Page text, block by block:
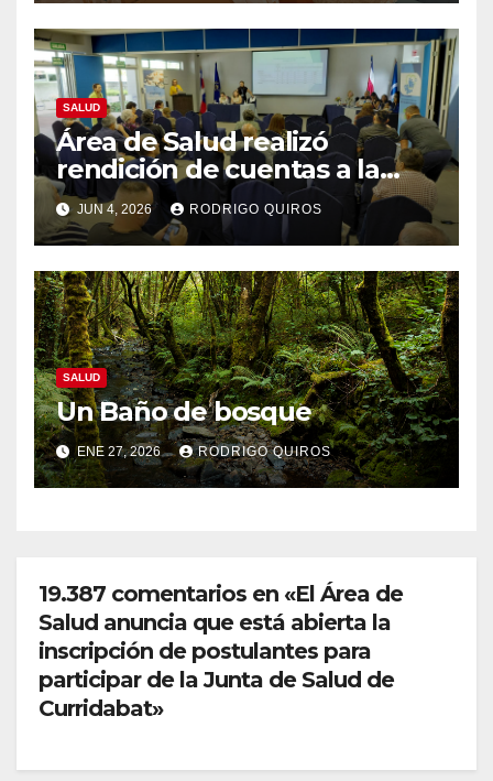
SALUD
Área de Salud realizó
rendición de cuentas a la
comunidad
JUN 4, 2026 RODRIGO QUIROS
SALUD
Un Baño de bosque
ENE 27, 2026 RODRIGO QUIROS
19.387 comentarios en «El Área de
Salud anuncia que está abierta la
inscripción de postulantes para
participar de la Junta de Salud de
Curridabat»